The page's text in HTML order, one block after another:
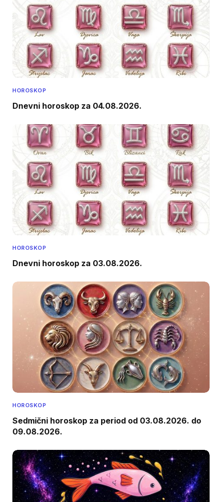
HOROSKOP
Dnevni horoskop za 04.08.2026.
HOROSKOP
Dnevni horoskop za 03.08.2026.
HOROSKOP
Sedmični horoskop za period od 03.08.2026. do
09.08.2026.